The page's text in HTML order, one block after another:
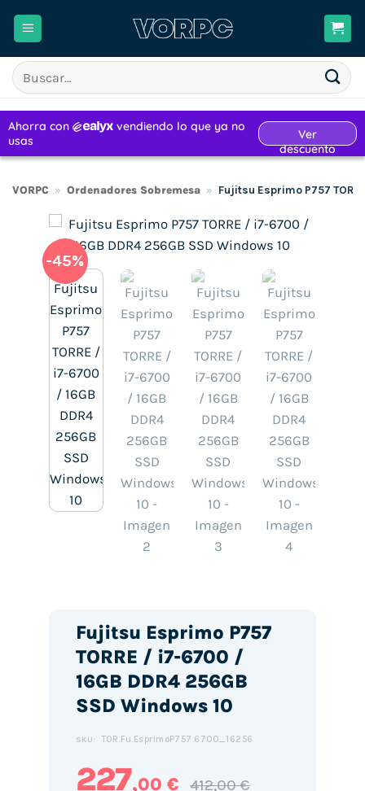
Buscar
por:
VORPC » Ordenadores Sobremesa » Fujitsu Esprimo P757
-45%
Fujitsu Esprimo P757
TORRE / i7-6700 /
16GB DDR4 256GB
SSD Windows 10
SKU: TOR.Fu.EsprimoP757.6700_16256
227,00 € 412,00 €